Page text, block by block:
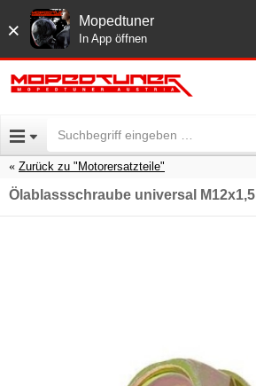
× Mopedtuner
In App öffnen
Zurück zu "Motorersatzteile"
Ölablassschraube universal M12x1,5